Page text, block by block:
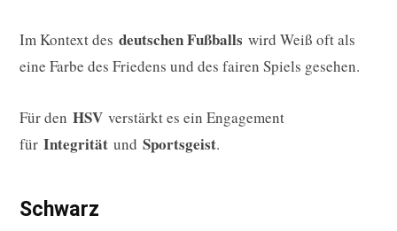
Im Kontext des deutschen Fußballs wird Weiß oft als
eine Farbe des Friedens und des fairen Spiels gesehen.
Für den HSV verstärkt es ein Engagement
für Integrität und Sportsgeist.
Schwarz